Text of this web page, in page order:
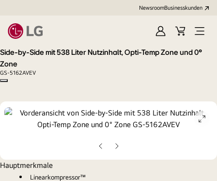
NewsroomBusinesskunden
AnmeldenWarenkorb
Menü
Side-by-Side mit 538 Liter Nutzinhalt, Opti-Temp Zone und 0°
Zone
GS-5162AVEV
Copy model name
Vorherige
Folie
Nächste
Folie
Hauptmerkmale
Linearkompressor™